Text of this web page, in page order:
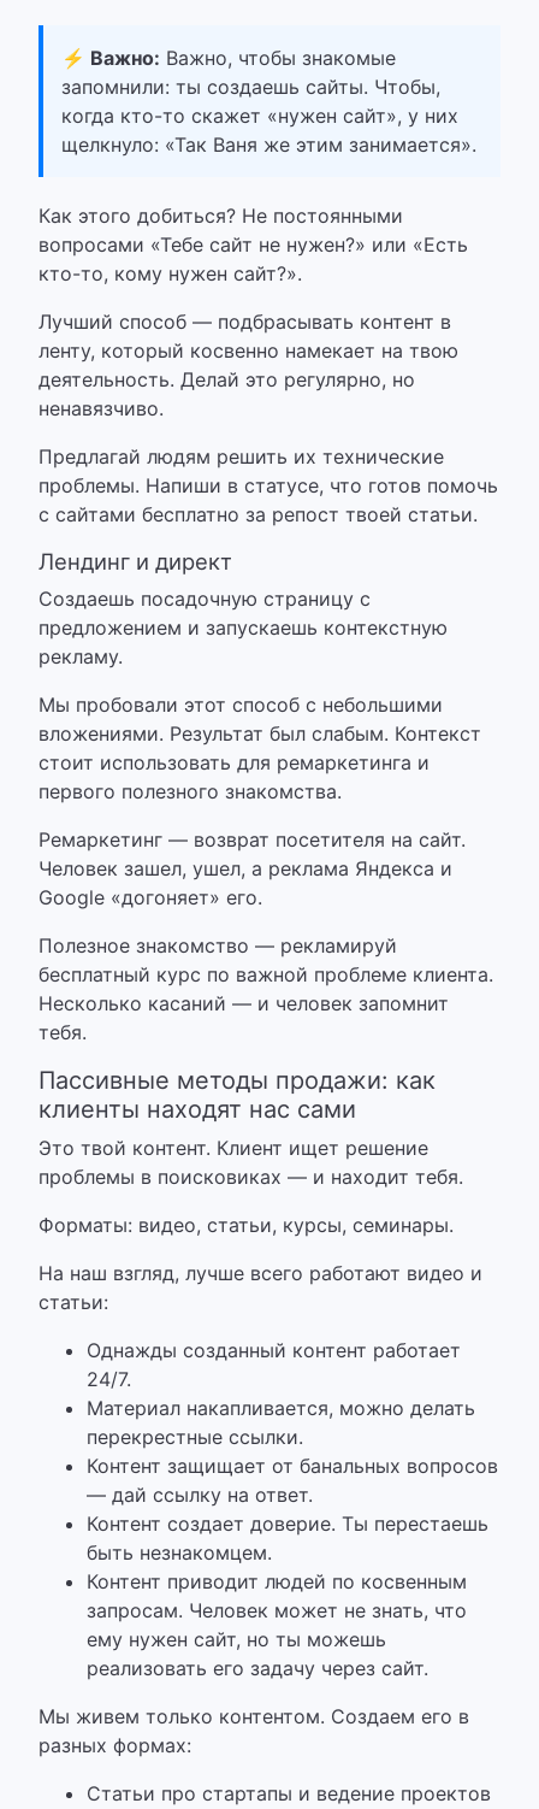
⚡ Важно: Важно, чтобы знакомые
запомнили: ты создаешь сайты. Чтобы,
когда кто-то скажет «нужен сайт», у них
щелкнуло: «Так Ваня же этим занимается».
Как этого добиться? Не постоянными
вопросами «Тебе сайт не нужен?» или «Есть
кто-то, кому нужен сайт?».
Лучший способ — подбрасывать контент в
ленту, который косвенно намекает на твою
деятельность. Делай это регулярно, но
ненавязчиво.
Предлагай людям решить их технические
проблемы. Напиши в статусе, что готов помочь
с сайтами бесплатно за репост твоей статьи.
Лендинг и директ
Создаешь посадочную страницу с
предложением и запускаешь контекстную
рекламу.
Мы пробовали этот способ с небольшими
вложениями. Результат был слабым. Контекст
стоит использовать для ремаркетинга и
первого полезного знакомства.
Ремаркетинг — возврат посетителя на сайт.
Человек зашел, ушел, а реклама Яндекса и
Google «догоняет» его.
Полезное знакомство — рекламируй
бесплатный курс по важной проблеме клиента.
Несколько касаний — и человек запомнит
тебя.
Пассивные методы продажи: как
клиенты находят нас сами
Это твой контент. Клиент ищет решение
проблемы в поисковиках — и находит тебя.
Форматы: видео, статьи, курсы, семинары.
На наш взгляд, лучше всего работают видео и
статьи:
Однажды созданный контент работает
24/7.
Материал накапливается, можно делать
перекрестные ссылки.
Контент защищает от банальных вопросов
— дай ссылку на ответ.
Контент создает доверие. Ты перестаешь
быть незнакомцем.
Контент приводит людей по косвенным
запросам. Человек может не знать, что
ему нужен сайт, но ты можешь
реализовать его задачу через сайт.
Мы живем только контентом. Создаем его в
разных формах:
Статьи про стартапы и ведение проектов